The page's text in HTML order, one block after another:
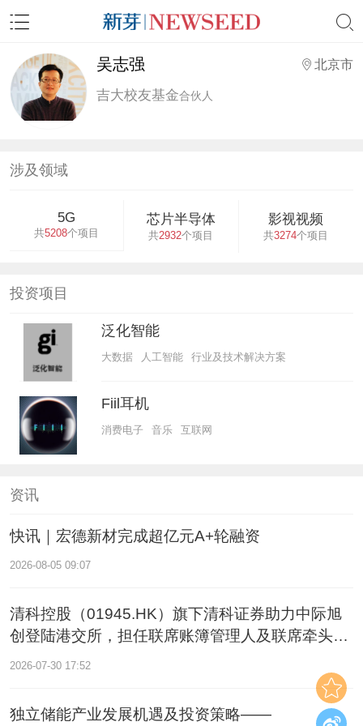
吴志强 北京市
吉大校友基金合伙人
涉及领域
5G
共5208个项目
芯片半导体
共2932个项目
影视视频
共3274个项目
投资项目
泛化智能
大数据 人工智能 行业及技术解决方案
Fiil耳机
消费电子 音乐 互联网
资讯
快讯｜宏德新材完成超亿元A+轮融资
2026-08-05 09:07
清科控股（01945.HK）旗下清科证券助力中际旭
创登陆港交所，担任联席账簿管理人及联席牵头经
办人
2026-07-30 17:52
独立储能产业发展机遇及投资策略——